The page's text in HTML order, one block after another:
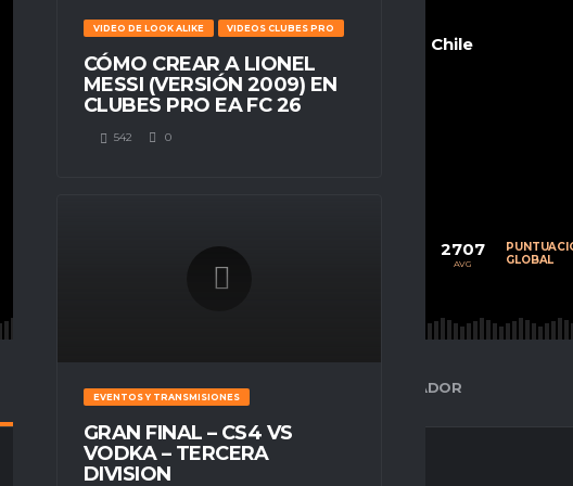
VIDEO DE LOOK ALIKE VIDEOS CLUBES PRO
CÓMO CREAR A LIONEL
MESSI (VERSIÓN 2009) EN
CLUBES PRO EA FC 26
542 0
EVENTOS Y TRANSMISIONES
GRAN FINAL – CS4 VS
VODKA – TERCERA
DIVISION
Chile
CALIFICACIÓN
2707
AVG
GLOBAL
ESTADÍSTICAS DEL JUGADOR